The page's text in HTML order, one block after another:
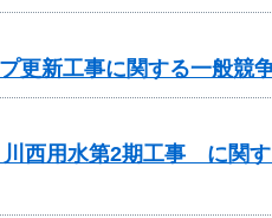
更新工事に関する一般競
西用水第2期工事 に関す